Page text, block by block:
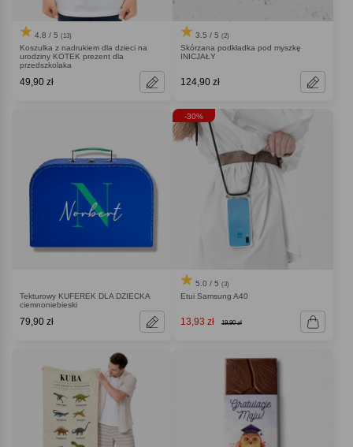
4.8 / 5 (13)
Koszulka z nadrukiem dla dzieci na
urodziny KOTEK prezent dla
przedszkolaka
49,90 zł
3.5 / 5 (2)
Skórzana podkładka pod myszkę
INICJAŁY
124,90 zł
Tekturowy KUFEREK DLA DZIECKA
ciemnoniebieski
79,90 zł
-30%
5.0 / 5 (3)
Etui Samsung A40
13,93 zł 19,90 zł